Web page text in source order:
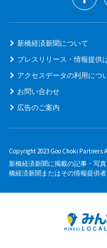
新橋経済新聞について
プレスリリース・情報提供
アクセスデータの利用につ
お問い合わせ
広告のご案内
Copyright 2023 Goo Choki Partners
新橋経済新聞に掲載の記事・写
橋経済新聞またはその情報提供者